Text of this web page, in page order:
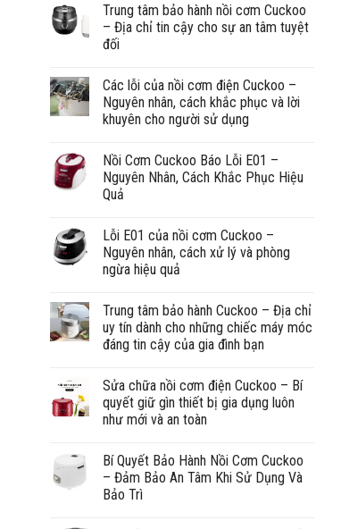
Trung tâm bảo hành nồi cơm Cuckoo
– Địa chỉ tin cậy cho sự an tâm tuyệt
đối
Các lỗi của nồi cơm điện Cuckoo –
Nguyên nhân, cách khắc phục và lời
khuyên cho người sử dụng
Nồi Cơm Cuckoo Báo Lỗi E01 –
Nguyên Nhân, Cách Khắc Phục Hiệu
Quả
Lỗi E01 của nồi cơm Cuckoo –
Nguyên nhân, cách xử lý và phòng
ngừa hiệu quả
Trung tâm bảo hành Cuckoo – Địa chỉ
uy tín dành cho những chiếc máy móc
đáng tin cậy của gia đình bạn
Sửa chữa nồi cơm điện Cuckoo – Bí
quyết giữ gìn thiết bị gia dụng luôn
như mới và an toàn
Bí Quyết Bảo Hành Nồi Cơm Cuckoo
– Đảm Bảo An Tâm Khi Sử Dụng Và
Bảo Trì